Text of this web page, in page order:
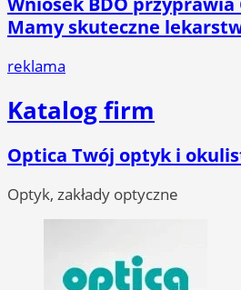
Mamy skuteczne
reklama
Katalog firm
Optica Twój optyk i
Optyk, zakłady optyczne